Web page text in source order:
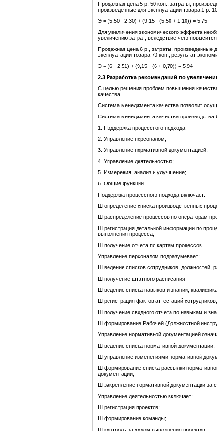
Продажная цена 5 р. 50 коп., затраты,
произведенные для эксплуатации товара 1 р.
Э = (5,50 - 2,30) + (9,15 - (5,50 + 1,10)) = 5,75
Для увеличения экономического эффекта
увеличению затрат, вследствие чего
Продажная цена 6 р., затраты, произведенные
эксплуатации товара 70 коп., результат
Э = (6 - 2,51) + (9,15 - (6 + 0,70)) = 5,94
2.3 Разработка рекомендаций по
С целью решения проблем повышения
качества.
Система менеджмента качества позволит
Система менеджмента качества
1. Поддержка процессного подхода;
2. Управление персоналом;
3. Управление нормативной документацией;
4. Управление деятельностью;
5. Измерения, анализ и улучшение;
6. Общие функции.
Поддержка процессного подхода включает:
Ш определение списка производственных
Ш распределение процессов по операторам
Ш регистрация детальной информации по
выполнения процесса;
Ш получение отчета по картам процессов.
Управление персоналом подразумевает:
Ш ведение списков сотрудников, должностей,
Ш получение штатного расписания;
Ш ведение списка навыков и знаний,
Ш регистрация фактов аттестаций сотрудников;
Ш получение сводного отчета по навыкам и
Ш формирование Рабочей (Должностной
Управление нормативной документацией
Ш ведение списка нормативной документации;
Ш управление изменениями нормативной
Ш формирование списка рассылки
документации;
Ш закрепление нормативной документации за
Управление деятельностью включает:
Ш регистрация проектов;
Ш формирование команды;
Ш контроль за ходом выполнения проектов;